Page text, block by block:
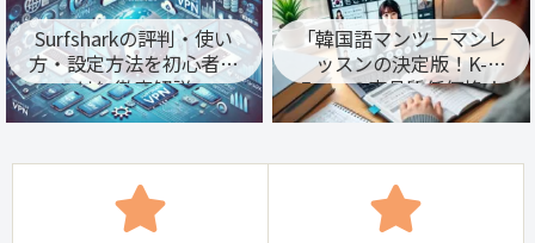
Surfsharkの評判・使い
方・設定方法を初心者向
けに徹底解説
「韓国語マンツーマンレ
ッスンの決定版！K-
Francの高品質低価格オ
ンライン授業」